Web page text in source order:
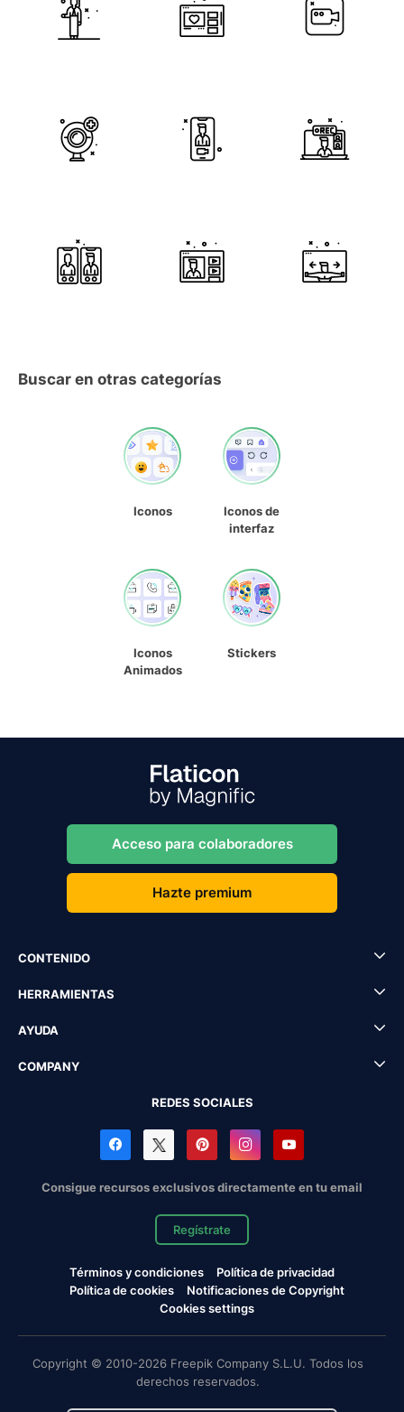
Buscar en otras categorías
Iconos
Iconos de
interfaz
Iconos
Animados
Stickers
Acceso para colaboradores
Hazte premium
CONTENIDO
HERRAMIENTAS
AYUDA
COMPANY
REDES SOCIALES
Consigue recursos exclusivos directamente en tu email
Regístrate
Términos y condiciones
Política de privacidad
Política de cookies
Notificaciones de Copyright
Cookies settings
Copyright © 2010-2026 Freepik Company S.L.U. Todos los
derechos reservados.